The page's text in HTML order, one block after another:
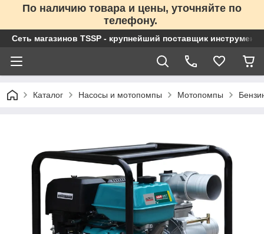
По наличию товара и цены, уточняйте по
телефону.
Сеть магазинов TSSP - крупнейший поставщик
Каталог Насосы и мотопомпы Мотопомпы